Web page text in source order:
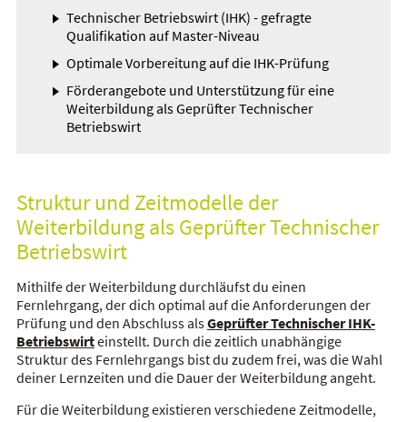
Technischer Betriebswirt (IHK) - gefragte
Qualifikation auf Master-Niveau
Optimale Vorbereitung auf die IHK-Prüfung
Förderangebote und Unterstützung für eine
Weiterbildung als Geprüfter Technischer
Betriebswirt
Struktur und Zeitmodelle der
Weiterbildung als Geprüfter Technischer
Betriebswirt
Mithilfe der Weiterbildung durchläufst du einen
Fernlehrgang, der dich optimal auf die Anforderungen der
Prüfung und den Abschluss alsGeprüfter Technischer IHK-
Betriebswirteinstellt. Durch die zeitlich unabhängige
Struktur des Fernlehrgangs bist du zudem frei, was die Wahl
deiner Lernzeiten und die Dauer der Weiterbildung angeht.
Für die Weiterbildung existieren verschiedene Zeitmodelle,